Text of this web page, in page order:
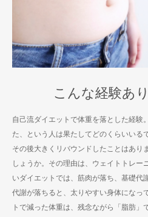
こんな経験あ
自己流ダイエットで体重を落とした経験
た、という人は果たしてどのくらいいる
その後大きくリバウンドしたことはあり
しょうか。その理由は、ウェイトトレー
いダイエットでは、筋肉が落ち、基礎代
代謝が落ちると、太りやすい身体になっ
トで減った体重は、残念ながら「脂肪」